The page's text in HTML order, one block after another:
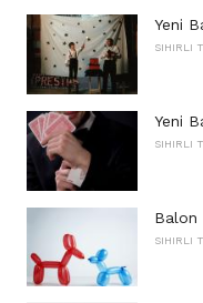
Yeni
SIHIRLI
Yeni
SIHIRLI
Balon
SIHIRLI